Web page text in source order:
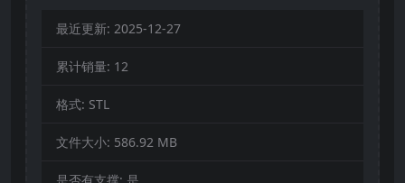
最近更新: 2025-12-27
累计销量: 12
格式: STL
文件大小: 586.92 MB